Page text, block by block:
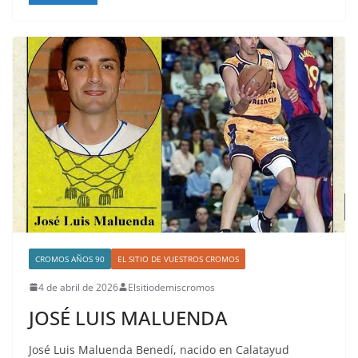
CROMOS AÑOS 90 EL SITIO DE VUESTROS CROMOS
4 de abril de 2026 Elsitiodemiscromos
JOSÉ LUIS MALUENDA
José Luis Maluenda Benedí, nacido en Calatayud